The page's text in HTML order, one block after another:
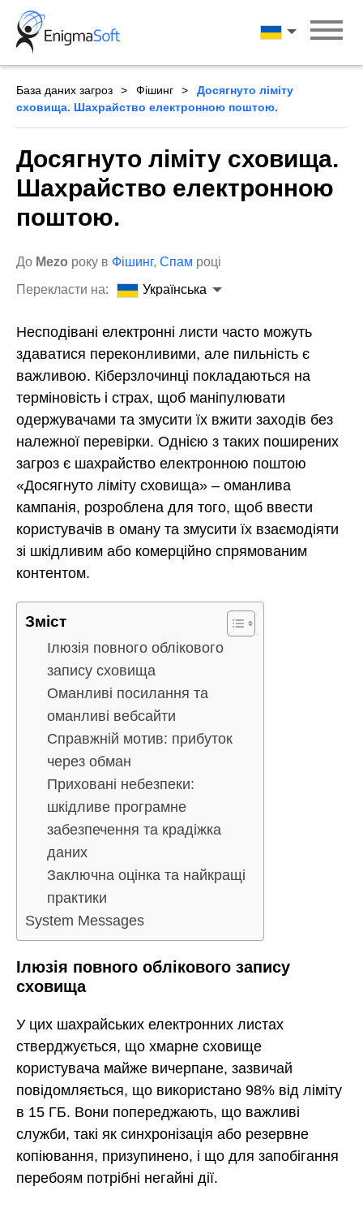
Skip
content
Українська
База даних загроз Фішинг
Досягнуто ліміту
сховища. Шахрайство електронною поштою.
Досягнуто ліміту сховища.
Шахрайство електронною
поштою.
До Mezo року в Фішинг, Спам році
Перекласти на:
Українська
Несподівані електронні листи часто можуть
здаватися переконливими, але пильність є
важливою. Кіберзлочинці покладаються на
терміновість і страх, щоб маніпулювати
одержувачами та змусити їх вжити заходів без
належної перевірки. Однією з таких поширених
загроз є шахрайство електронною поштою
«Досягнуто ліміту сховища» – оманлива
кампанія, розроблена для того, щоб ввести
користувачів в оману та змусити їх взаємодіяти
зі шкідливим або комерційно спрямованим
контентом.
Зміст
Ілюзія повного облікового
запису сховища
Оманливі посилання та
оманливі вебсайти
Справжній мотив: прибуток
через обман
Приховані небезпеки:
шкідливе програмне
забезпечення та крадіжка
даних
Заключна оцінка та найкращі
практики
System Messages
Ілюзія повного облікового запису
сховища
У цих шахрайських електронних листах
стверджується, що хмарне сховище
користувача майже вичерпане, зазвичай
повідомляється, що використано 98% від ліміту
в 15 ГБ. Вони попереджають, що важливі
служби, такі як синхронізація або резервне
копіювання, призупинено, і що для запобігання
перебоям потрібні негайні дії.